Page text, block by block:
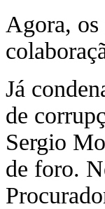
Agora, os
Já
de
Sergio
de foro.